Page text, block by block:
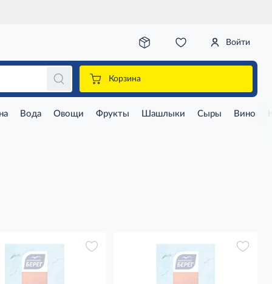
Войти
Корзина
Вода Овощи Фрукты Шашлыки Сыры Вино